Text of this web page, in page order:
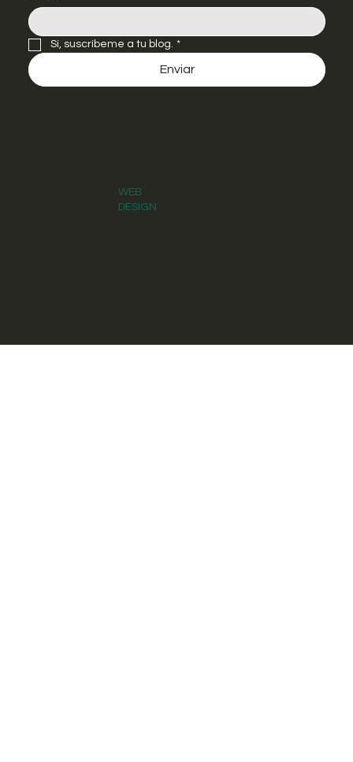
WEB
DESIGN
Sí, suscríbeme a tu blog. *
Enviar